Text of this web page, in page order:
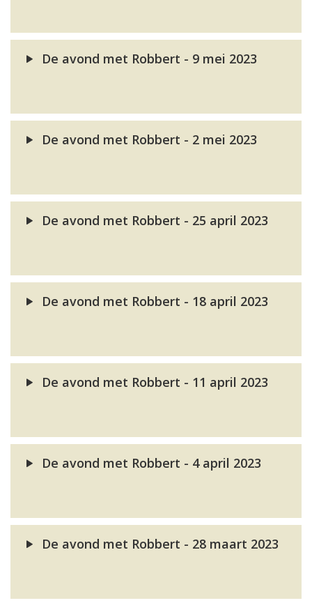
De avond met Robbert - 9 mei 2023
De avond met Robbert - 2 mei 2023
De avond met Robbert - 25 april 2023
De avond met Robbert - 18 april 2023
De avond met Robbert - 11 april 2023
De avond met Robbert - 4 april 2023
De avond met Robbert - 28 maart 2023